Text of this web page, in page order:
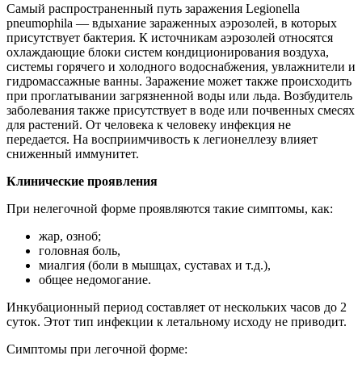
Самый распространенный путь заражения Legionella
pneumophila — вдыхание зараженных аэрозолей, в которых
присутствует бактерия. К источникам аэрозолей относятся
охлаждающие блоки систем кондиционирования воздуха,
системы горячего и холодного водоснабжения, увлажнители и
гидромассажные ванны. Заражение может также происходить
при проглатывании загрязненной воды или льда. Возбудитель
заболевания также присутствует в воде или почвенных смесях
для растений. От человека к человеку инфекция не
передается. На восприимчивость к легионеллезу влияет
сниженный иммунитет.
Клинические проявления
При нелегочной форме проявляются такие симптомы, как:
жар, озноб;
головная боль,
миалгия (боли в мышцах, суставах и т.д.),
общее недомогание.
Инкубационный период составляет от нескольких часов до 2
суток. Этот тип инфекции к летальному исходу не приводит.
Симптомы при легочной форме: